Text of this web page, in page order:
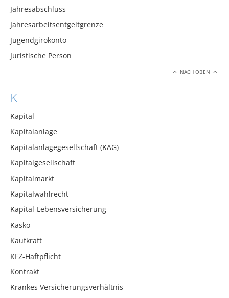
Jahresabschluss
Jahresarbeitsentgeltgrenze
Jugendgirokonto
Juristische Person
NACH OBEN
K
Kapital
Kapitalanlage
Kapitalanlagegesellschaft (KAG)
Kapitalgesellschaft
Kapitalmarkt
Kapitalwahlrecht
Kapital-Lebensversicherung
Kasko
Kaufkraft
KFZ-Haftpflicht
Kontrakt
Krankes Versicherungsverhältnis